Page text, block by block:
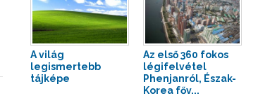
A világ
legismertebb
tájképe
Az első 360 fokos
légifelvétel
Phenjanról, Észak-
Korea főv...